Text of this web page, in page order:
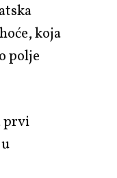
koja
polje
prvi